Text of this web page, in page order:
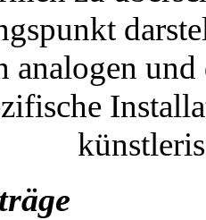
analogen